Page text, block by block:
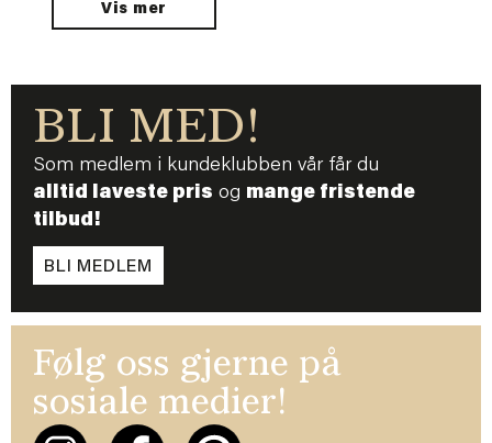
Vis mer
BLI MED!
Som medlem i kundeklubben vår får du
alltid laveste pris og mange fristende
tilbud!
BLI MEDLEM
Følg oss gjerne på
sosiale medier!